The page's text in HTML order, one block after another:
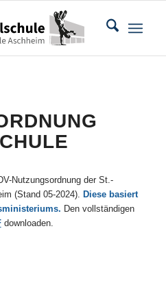
Nutzungsordnung der St.-
(Stand 05-2024). Diese basiert
Den vollständigen
downloaden.